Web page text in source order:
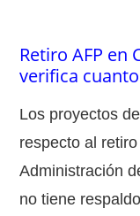
Retiro AFP en
verifica
Los proyectos
respecto al
Administración
no tiene